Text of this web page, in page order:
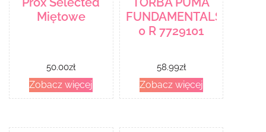
Miętowe
50.00zł
Zobacz więcej
FUNDAMENTALS
0 R 7729101
58.99zł
Zobacz więcej